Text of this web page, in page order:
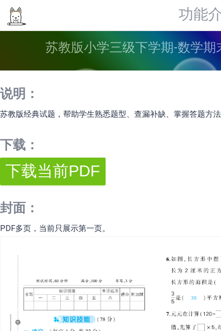
功能
苏教版小学三级下学期-数学
说明：
苏教版经典试题，帮助学生熟悉题型、查漏补缺、掌握答题方
下载：
封面：
PDF多页，当前只展示第一页。